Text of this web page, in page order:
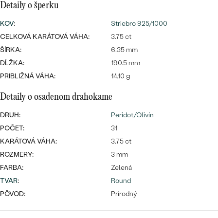
Najpredávanejšie
svadobné
obrúčky
PREZRIEŤ
PODĽA MATERIÁLU
ZLATO
PLATINA
STRIEBRO
S LAB GROWN DIAMANTMI
S PERLAMI
PODĽA ŠTÝLU
PERSONALIZOVANÉ
SYMBOLICKÉ
MINIMALISTICKÉ
PODĽA FARBY
CENOVO DOSTUPNÉ
LUXUSNÉ
LUXUSNÉ
Detaily o šperku
KOV:
Striebro 925/1000
CELKOVÁ KARÁTOVÁ VÁHA:
3.75 ct
ŠÍRKA:
6.35 mm
DĹŽKA:
190.5 mm
PRIBLIŽNÁ VÁHA:
14.10 g
Detaily o osadenom drahokame
DRUH:
Peridot/Olivín
POČET:
31
KARÁTOVÁ VÁHA:
3.75 ct
ROZMERY:
3 mm
FARBA:
Zelená
TVAR:
Round
PÔVOD:
Prírodný